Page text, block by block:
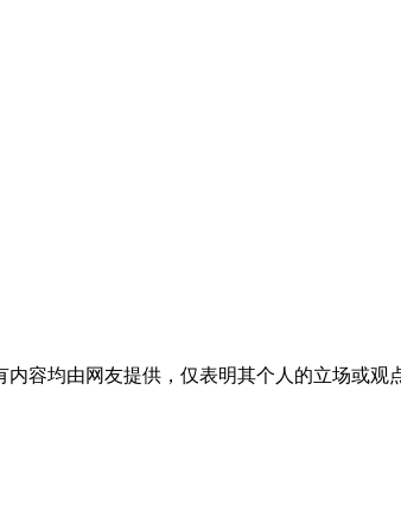
容均由网友提供，仅表明其个人的立场或